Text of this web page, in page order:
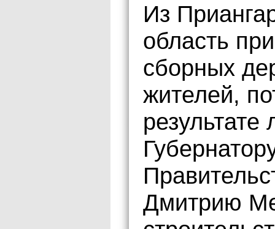
Из
область
сборных
жителей,
Дмитрию